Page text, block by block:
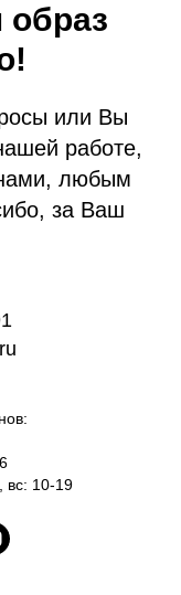
или Вы
работе,
любым
за Ваш
вс: 10-19